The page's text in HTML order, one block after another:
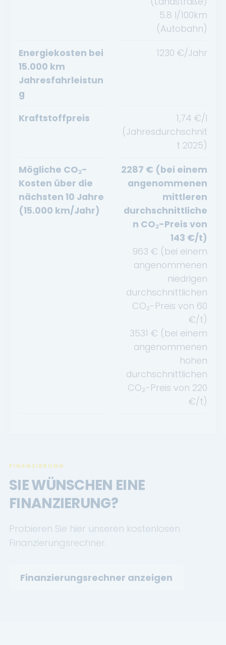
5.8 l/100km
(Autobahn)
Energiekosten bei
15.000 km
Jahresfahrleistun
g
1230 €/Jahr
Kraftstoffpreis 1,74 €/l
(Jahresdurchschnit
t 2025)
Mögliche CO₂-
Kosten über die
nächsten 10 Jahre
(15.000 km/Jahr)
2287 € (bei einem
angenommenen
mittleren
durchschnittliche
n CO₂-Preis von
143 €/t)
963 € (bei einem
angenommenen
niedrigen
durchschnittlichen
CO₂-Preis von 60
€/t)
3531 € (bei einem
angenommenen
hohen
durchschnittlichen
CO₂-Preis von 220
€/t)
FINANZIERUNG
SIE WÜNSCHEN EINE
FINANZIERUNG?
Probieren Sie hier unseren kostenlosen
Finanzierungsrechner.
Finanzierungsrechner anzeigen